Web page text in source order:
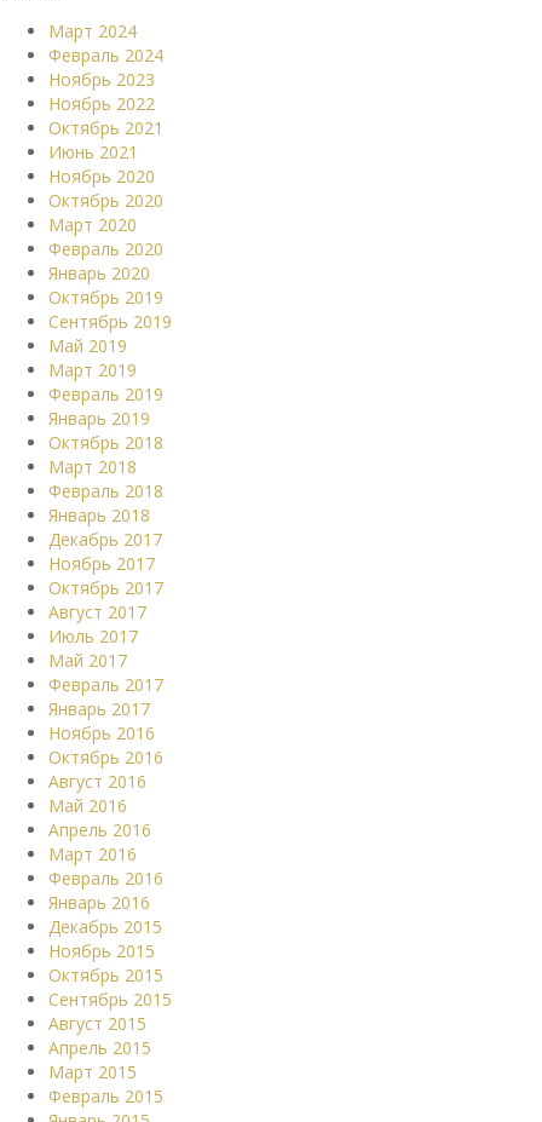
Март 2024
Февраль 2024
Ноябрь 2023
Ноябрь 2022
Октябрь 2021
Июнь 2021
Ноябрь 2020
Октябрь 2020
Март 2020
Февраль 2020
Январь 2020
Октябрь 2019
Сентябрь 2019
Май 2019
Март 2019
Февраль 2019
Январь 2019
Октябрь 2018
Март 2018
Февраль 2018
Январь 2018
Декабрь 2017
Ноябрь 2017
Октябрь 2017
Август 2017
Июль 2017
Май 2017
Февраль 2017
Январь 2017
Ноябрь 2016
Октябрь 2016
Август 2016
Май 2016
Апрель 2016
Март 2016
Февраль 2016
Январь 2016
Декабрь 2015
Ноябрь 2015
Октябрь 2015
Сентябрь 2015
Август 2015
Апрель 2015
Март 2015
Февраль 2015